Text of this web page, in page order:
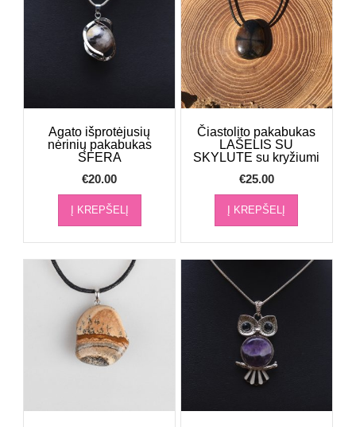
Agato išprotėjusių
nėrinių pakabukas
SFERA
€20.00
Į KREPŠELĮ
Čiastolito pakabukas
LAŠELIS SU
SKYLUTE su kryžiumi
€25.00
Į KREPŠELĮ